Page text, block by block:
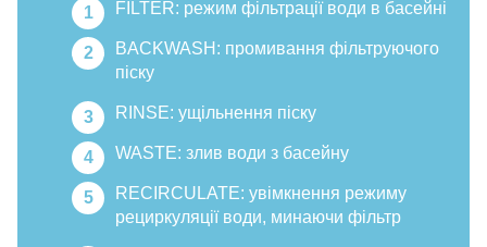
FILTER: режим фільтрації води в басейні
BACKWASH: промивання фільтруючого
піску
RINSE: ущільнення піску
WASTE: злив води з басейну
RECIRCULATE: увімкнення режиму
рециркуляції води, минаючи фільтр